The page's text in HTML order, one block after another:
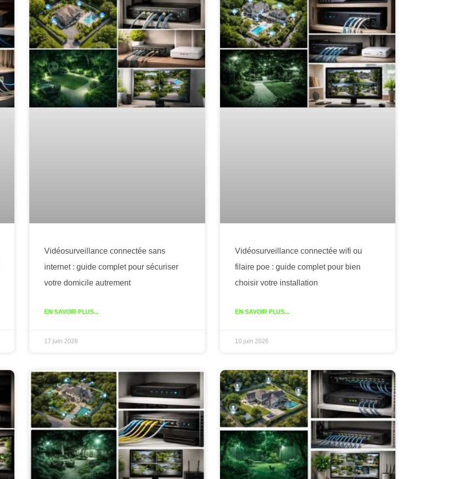
Vidéosurveillance connectée sans
internet : guide complet pour sécuriser
votre domicile autrement
EN SAVOIR PLUS...
17 juin 2026
Vidéosurveillance connectée wifi ou
filaire poe : guide complet pour bien
choisir votre installation
EN SAVOIR PLUS...
10 juin 2026